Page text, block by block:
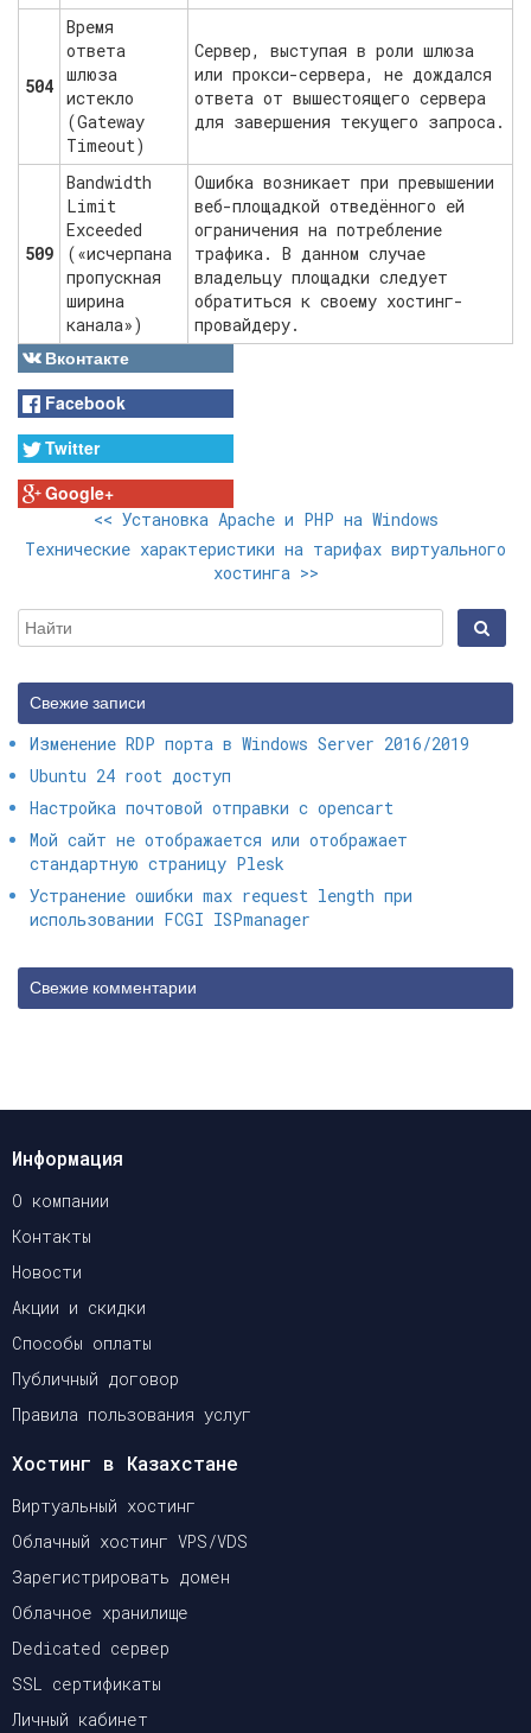
504
Время
ответа
шлюза
истекло
(Gateway
Timeout)
Сервер, выступая в роли шлюза
или прокси-сервера, не дождался
ответа от вышестоящего сервера
для завершения текущего запроса.
509
Bandwidth
Limit
Exceeded
(«исчерпана
пропускная
ширина
канала»)
Ошибка возникает при превышении
веб-площадкой отведённого ей
ограничения на потребление
трафика. В данном случае
владельцу площадки следует
обратиться к своему хостинг-
провайдеру.
Вконтакте
Facebook
Twitter
Google+
<< Установка Apache и PHP на Windows
Технические характеристики на тарифах виртуального
хостинга >>
Свежие записи
Изменение RDP порта в Windows Server 2016/2019
Ubuntu 24 root доступ
Настройка почтовой отправки с opencart
Мой сайт не отображается или отображает
стандартную страницу Plesk
Устранение ошибки max request length при
использовании FCGI ISPmanager
Свежие комментарии
Информация
О компании
Контакты
Новости
Акции и скидки
Способы оплаты
Публичный договор
Правила пользования услуг
Хостинг в Казахстане
Виртуальный хостинг
Облачный хостинг VPS/VDS
Зарегистрировать домен
Облачное хранилище
Dedicated сервер
SSL сертификаты
Личный кабинет